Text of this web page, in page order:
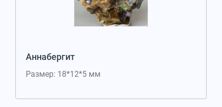
Аннабергит
Размер: 18*12*5 мм